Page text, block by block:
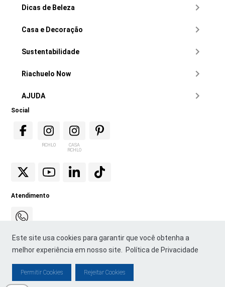
Este site usa cookies para garantir que você obtenha a
melhor experiência em nosso site. Política de Privacidade
Permitir Cookies Rejeitar Cookies
Dicas de Beleza
Casa e Decoração
Sustentabilidade
Riachuelo Now
AJUDA
Social
RCHLO
CASA
RCHLO
Atendimento